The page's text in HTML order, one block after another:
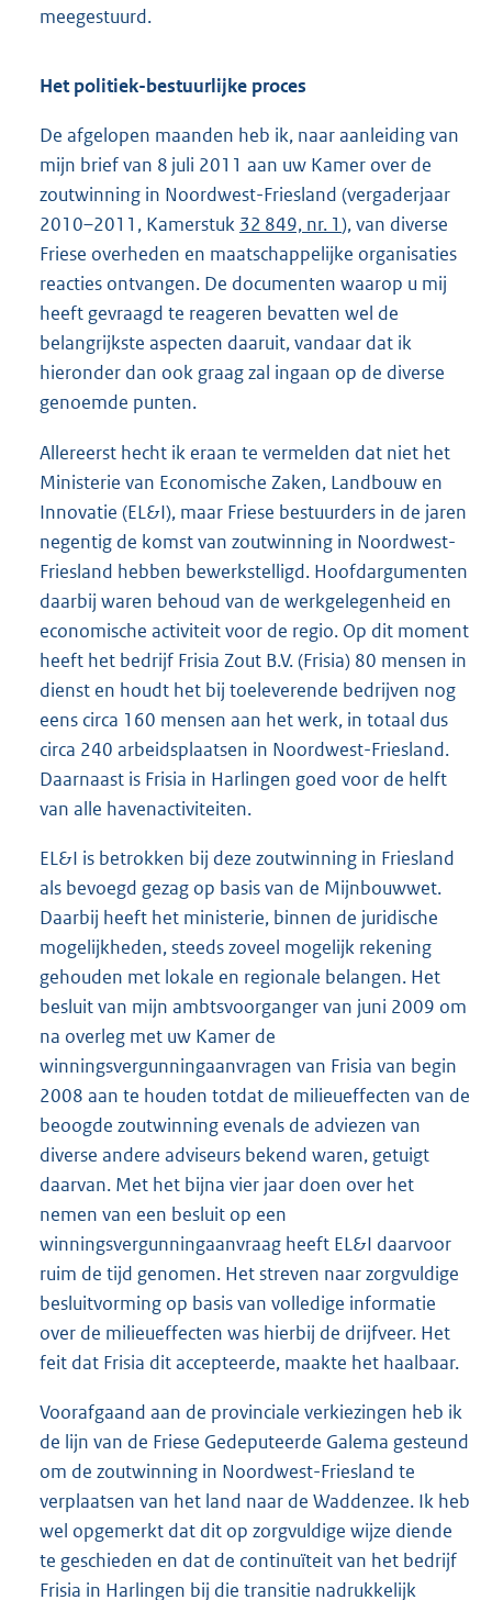
meegestuurd.
Het politiek-bestuurlijke proces
De afgelopen maanden heb ik, naar aanleiding van
mijn brief van 8 juli 2011 aan uw Kamer over de
zoutwinning in Noordwest-Friesland (vergaderjaar
2010–2011, Kamerstuk 32 849, nr. 1), van diverse
Friese overheden en maatschappelijke organisaties
reacties ontvangen. De documenten waarop u mij
heeft gevraagd te reageren bevatten wel de
belangrijkste aspecten daaruit, vandaar dat ik
hieronder dan ook graag zal ingaan op de diverse
genoemde punten.
Allereerst hecht ik eraan te vermelden dat niet het
Ministerie van Economische Zaken, Landbouw en
Innovatie (EL&I), maar Friese bestuurders in de jaren
negentig de komst van zoutwinning in Noordwest-
Friesland hebben bewerkstelligd. Hoofdargumenten
daarbij waren behoud van de werkgelegenheid en
economische activiteit voor de regio. Op dit moment
heeft het bedrijf Frisia Zout B.V. (Frisia) 80 mensen in
dienst en houdt het bij toeleverende bedrijven nog
eens circa 160 mensen aan het werk, in totaal dus
circa 240 arbeidsplaatsen in Noordwest-Friesland.
Daarnaast is Frisia in Harlingen goed voor de helft
van alle havenactiviteiten.
EL&I is betrokken bij deze zoutwinning in Friesland
als bevoegd gezag op basis van de Mijnbouwwet.
Daarbij heeft het ministerie, binnen de juridische
mogelijkheden, steeds zoveel mogelijk rekening
gehouden met lokale en regionale belangen. Het
besluit van mijn ambtsvoorganger van juni 2009 om
na overleg met uw Kamer de
winningsvergunningaanvragen van Frisia van begin
2008 aan te houden totdat de milieueffecten van de
beoogde zoutwinning evenals de adviezen van
diverse andere adviseurs bekend waren, getuigt
daarvan. Met het bijna vier jaar doen over het
nemen van een besluit op een
winningsvergunningaanvraag heeft EL&I daarvoor
ruim de tijd genomen. Het streven naar zorgvuldige
besluitvorming op basis van volledige informatie
over de milieueffecten was hierbij de drijfveer. Het
feit dat Frisia dit accepteerde, maakte het haalbaar.
Voorafgaand aan de provinciale verkiezingen heb ik
de lijn van de Friese Gedeputeerde Galema gesteund
om de zoutwinning in Noordwest-Friesland te
verplaatsen van het land naar de Waddenzee. Ik heb
wel opgemerkt dat dit op zorgvuldige wijze diende
te geschieden en dat de continuïteit van het bedrijf
Frisia in Harlingen bij die transitie nadrukkelijk